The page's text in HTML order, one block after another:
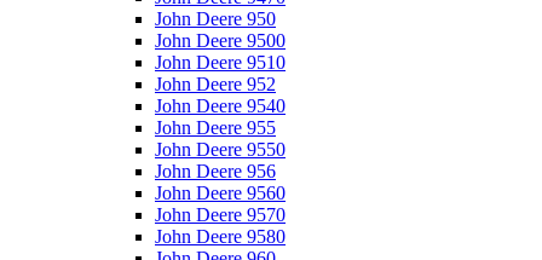
John Deere 950
John Deere 9500
John Deere 9510
John Deere 952
John Deere 9540
John Deere 955
John Deere 9550
John Deere 956
John Deere 9560
John Deere 9570
John Deere 9580